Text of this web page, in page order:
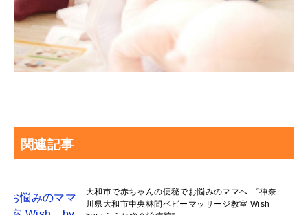
関連記事
大和市で赤ちゃんの便秘でお悩みのママへ “神奈
川県大和市中央林間ベビーマッサージ教室 Wish